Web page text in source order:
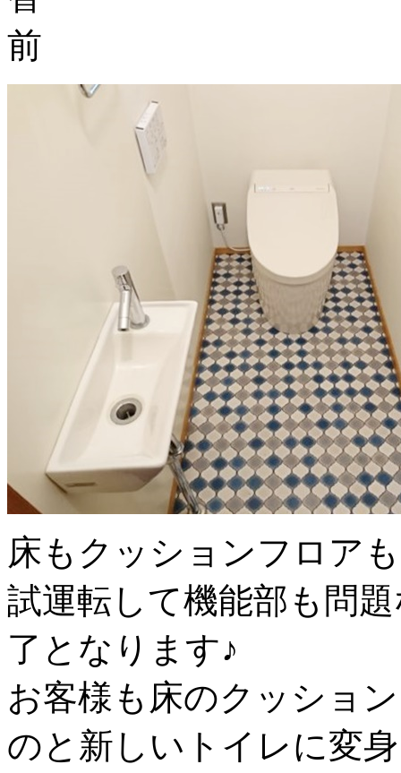
床もクッションフロア
試運転して機能部も問
了となります♪
お客様も床のクッショ
のと新しいトイレに変